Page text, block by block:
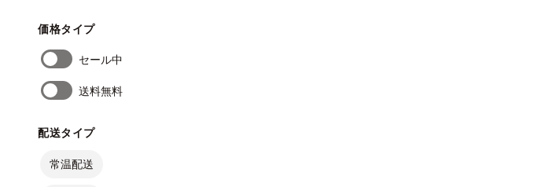
価格タイプ
セール中
送料無料
配送タイプ
常温配送